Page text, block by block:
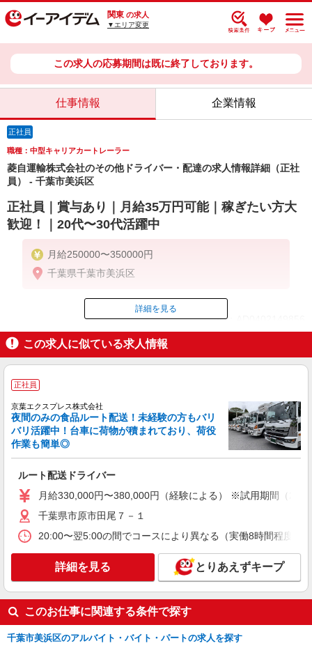
関東 の求人
▼エリア変更
この求人の応募期間は既に終了しております。
仕事情報 企業情報
正社員
職種：中型キャリアカートレーラー
菱自運輸株式会社のその他ドライバー・配達の求人情報詳細（正社
員） - 千葉市美浜区
正社員｜賞与あり｜月給35万円可能｜稼ぎたい方大
歓迎！｜20代〜30代活躍中
月給250000〜350000円
千葉県千葉市美浜区
ID：AD0402149856
掲載期間終了
詳細を見る
この求人に似ている求人情報
正社員
京葉エクスプレス株式会社
夜間のみの食品ルート配送！未経験の方もバリ
バリ活躍中！台車に荷物が積まれており、荷役
作業も簡単◎
ルート配送ドライバー
月給330,000円〜380,000円（経験による） ※試用期間（2
千葉県市原市田尾７－１
20:00〜翌5:00の間でコースにより異なる（実働8時間程度、
詳細を見る とりあえずキープ
このお仕事に関連する条件で探す
千葉市美浜区のアルバイト・バイト・パートの求人を探す